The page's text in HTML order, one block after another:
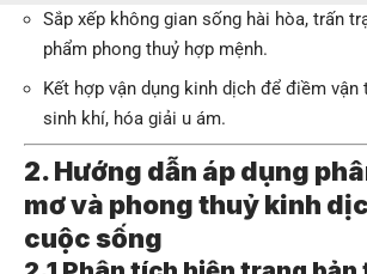
Sắp xếp không gian sống hài hòa, trấn
phẩm phong thuỷ hợp mệnh.
Kết hợp vận dụng kinh dịch để điềm
sinh khí, hóa giải u ám.
2. Hướng dẫn áp dụng
mơ và phong thuỷ kinh
cuộc sống